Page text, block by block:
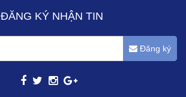
ĐĂNG KÝ NHẬN TIN
Đăng ký